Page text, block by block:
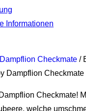
Informationen
Dampflion Checkmate /
Dampflion Checkmate
Checkmate!
welche